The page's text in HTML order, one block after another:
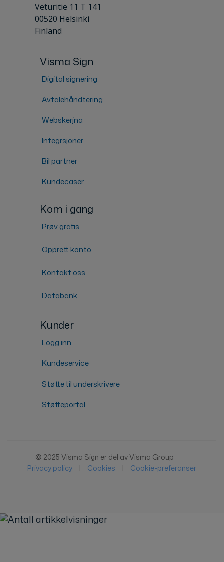
Veturitie 11 T 141
00520 Helsinki
Finland
Visma Sign
Digital signering
Avtalehåndtering
Webskerjna
Integrsjoner
Bil partner
Kundecaser
Kom i gang
Prøv gratis
Opprett konto
Kontakt oss
Databank
Kunder
Logg inn
Kundeservice
Støtte til underskrivere
Støtteportal
© 2025 Visma Sign er del av Visma Group
Privacy policy
| Cookies | Cookie-preferanser